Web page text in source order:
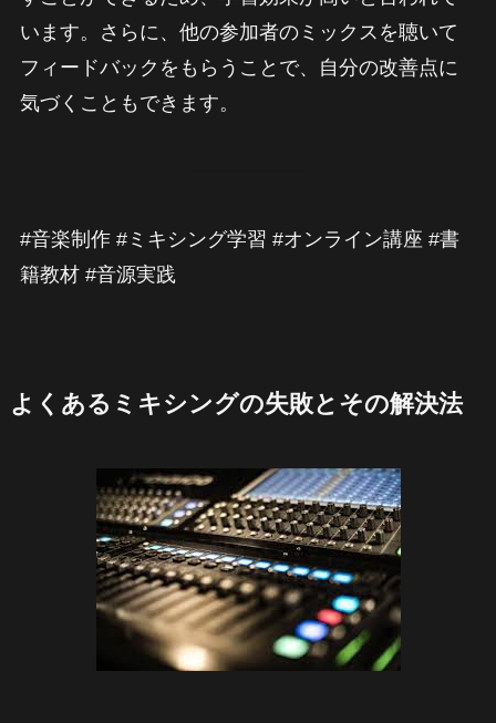
います。さらに、他の参加者のミックスを聴いて
フィードバックをもらうことで、自分の改善点に
気づくこともできます。
#音楽制作 #ミキシング学習 #オンライン講座 #書
籍教材 #音源実践
よくあるミキシングの失敗とその解決法